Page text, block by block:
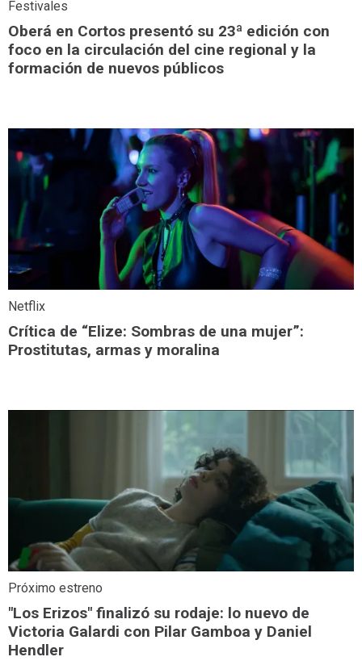
Festivales
Oberá en Cortos presentó su 23ª edición con
foco en la circulación del cine regional y la
formación de nuevos públicos
Netflix
Crítica de “Elize: Sombras de una mujer”:
Prostitutas, armas y moralina
Próximo estreno
"Los Erizos" finalizó su rodaje: lo nuevo de
Victoria Galardi con Pilar Gamboa y Daniel
Hendler